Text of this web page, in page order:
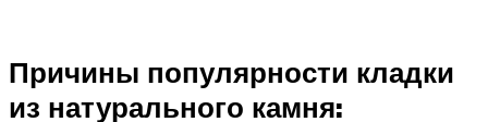
Причины популярности кладки
из натурального камня: